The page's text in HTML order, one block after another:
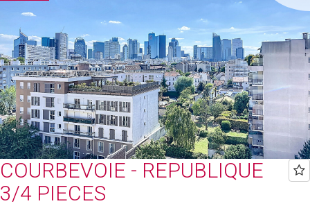
COURBEVOIE - REPUBLIQUE
3/4 PIECES